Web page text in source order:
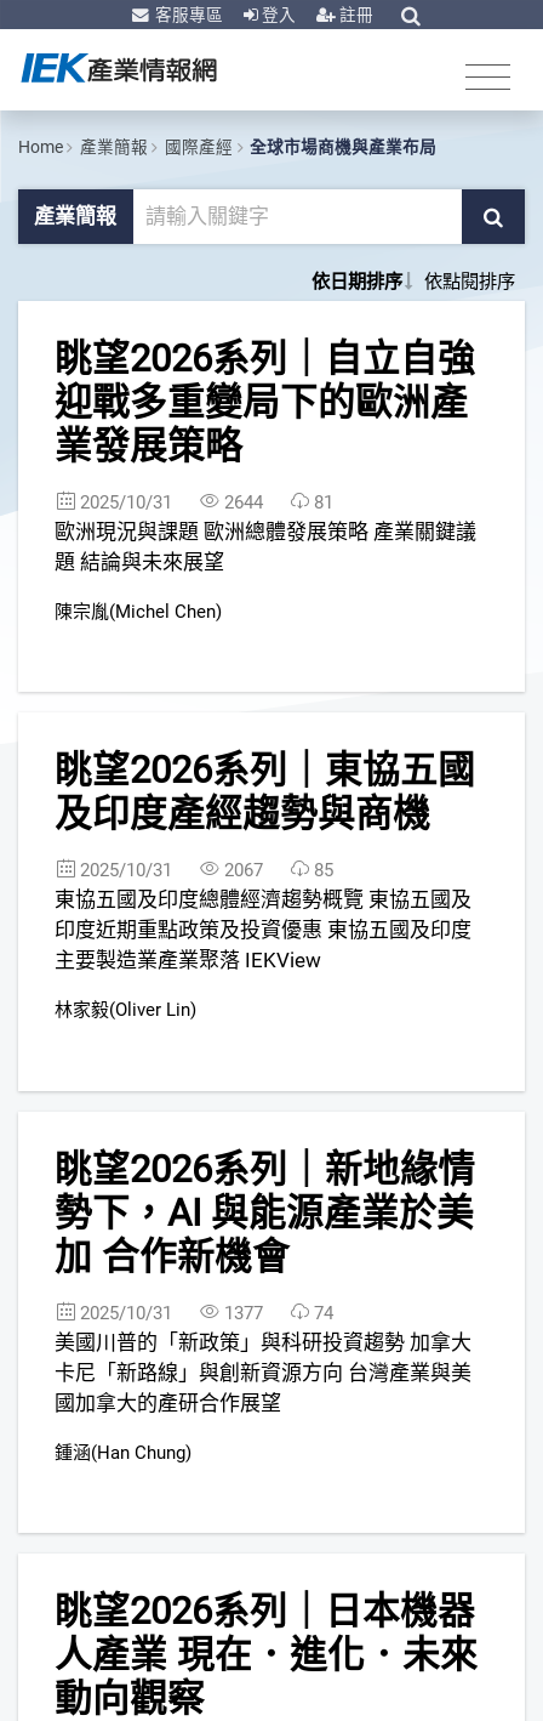
客服專區 登入 註冊
Home 產業簡報 國際產經 全球市場商機與產業布局
產業簡報
依日期排序 依點閱排序
眺望2026系列｜自立自強
迎戰多重變局下的歐洲產
業發展策略
2025/10/31 2644 81
歐洲現況與課題 歐洲總體發展策略 產業關鍵議
題 結論與未來展望
陳宗胤(Michel Chen)
眺望2026系列｜東協五國
及印度產經趨勢與商機
2025/10/31 2067 85
東協五國及印度總體經濟趨勢概覽 東協五國及
印度近期重點政策及投資優惠 東協五國及印度
主要製造業產業聚落 IEKView
林家毅(Oliver Lin)
眺望2026系列｜新地緣情
勢下，AI 與能源產業於美
加 合作新機會
2025/10/31 1377 74
美國川普的「新政策」與科研投資趨勢 加拿大
卡尼「新路線」與創新資源方向 台灣產業與美
國加拿大的產研合作展望
鍾涵(Han Chung)
眺望2026系列｜日本機器
人產業 現在．進化．未來
動向觀察